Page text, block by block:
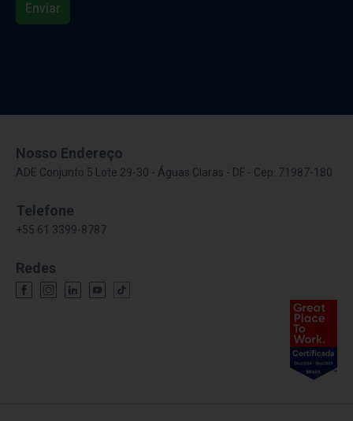
Nosso Endereço
ADE Conjunto 5 Lote 29-30 - Águas Claras - DF - Cep: 71987-180
Telefone
+55 61 3399-8787
Redes